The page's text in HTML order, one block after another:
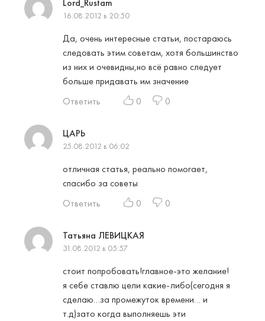
Lord_Rustam
16.08.2012 в 20:50
Да, очень интересные статьи, постараюсь
следовать этим советам, хотя большинство
из них и очевидны,но всё равно следует
больше придавать им значение
Ответить
0 0
ЦАРЬ
25.08.2012 в 06:02
отличная статья, реально помогает,
спасибо за советы
Ответить
0 0
Татьяна ЛЕВИЦКАЯ
31.08.2012 в 05:57
стоит попробовать!главное-это желание!
я себе ставлю цели какие-либо(сегодня я
сделаю…за промежуток времени… и
т.д)зато когда выполняешь эти